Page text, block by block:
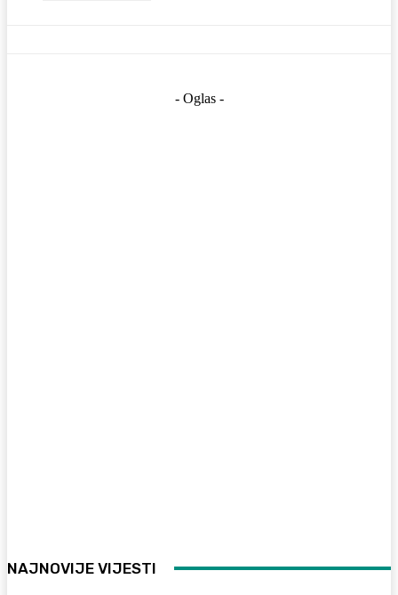
- Oglas -
NAJNOVIJE VIJESTI